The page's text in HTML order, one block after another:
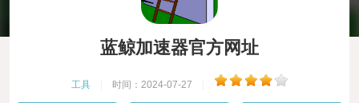
蓝鲸加速器官方网址
工具 时间：2024-07-27